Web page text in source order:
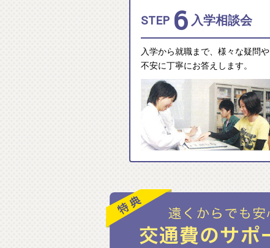
STEP 6 入学相談会
入学から就職まで、様々な疑問や
不安に丁寧にお答えします。